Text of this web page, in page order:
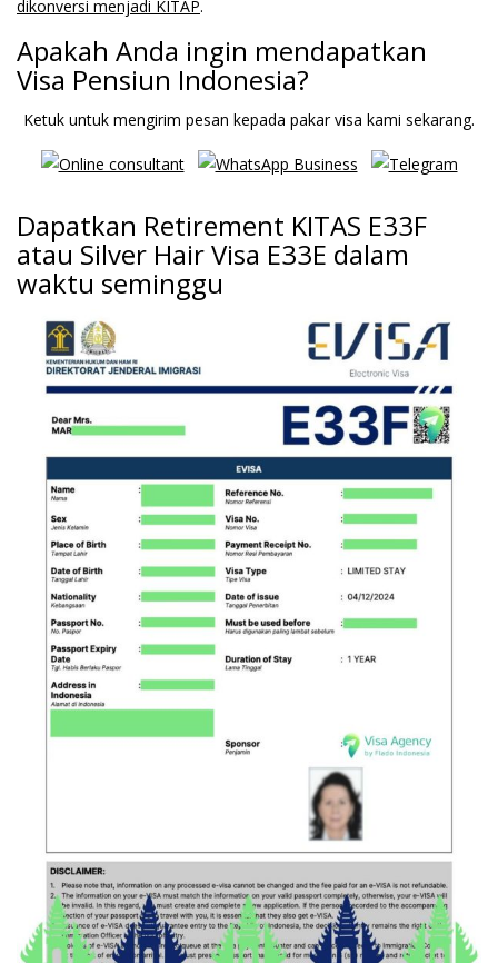
dikonversi menjadi KITAP.
Apakah Anda ingin mendapatkan
Visa Pensiun Indonesia?
Ketuk untuk mengirim pesan kepada pakar visa kami sekarang.
Dapatkan Retirement KITAS E33F
atau Silver Hair Visa E33E dalam
waktu seminggu